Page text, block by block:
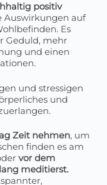
positiv
Auswirkungen auf
Es
Geduld, mehr
und einen
und stressigen
und
Zeit nehmen, um
finden es am
vor dem
meditierst.